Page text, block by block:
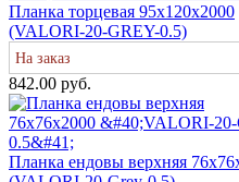
Планка торцевая 95х120х2000
(VALORI-20-GREY-0.5)
На заказ
842.00 руб.
Планка ендовы верхняя